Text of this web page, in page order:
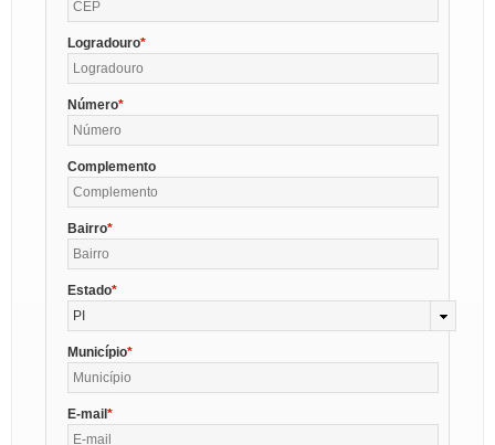
Logradouro
Número
Complemento
Bairro
Estado
PI
Município
E-mail